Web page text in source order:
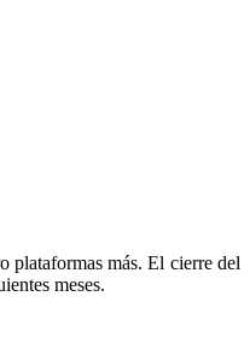
plataformas más. El cierre del
meses.